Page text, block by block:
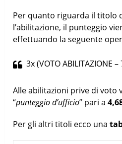
Per quanto riguarda il titolo
l’abilitazione, il punteggio
effettuando la seguente
3x (VOTO ABILITAZIONE –
Alle abilitazioni prive di voto
“punteggio d’ufficio” pari a
Per gli altri titoli ecco una